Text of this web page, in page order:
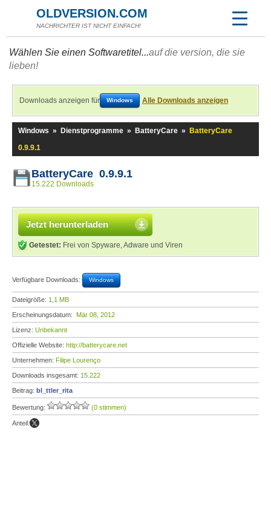
OLDVERSION.COM
NACHRICHTER IST NICHT EINFACH!
Wählen Sie einen Softwaretitel...auf die version, die sie
lieben!
Downloads anzeigen für Windows Alle Downloads anzeigen
Windows » Dienstprogramme » BatteryCare »
BatteryCare
0.9.9.1
BatteryCare 0.9.9.1
15.222 Downloads
Jetzt herunterladen
Getestet: Frei von Spyware, Adware und Viren
Verfügbare Downloads: Windows
Dateigröße: 1,1 MB
Erscheinungsdatum: Mär 08, 2012
Lizenz: Unbekannt
Offizielle Website: http://batterycare.net
Unternehmen: Filipe Lourenço
Downloads insgesamt: 15.222
Beitrag: bl_ttler_rita
Bewertung: (0 stimmen)
Anteil: